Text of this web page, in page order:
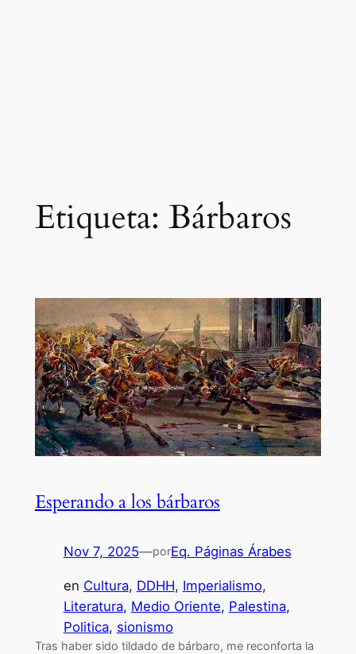
Etiqueta: Bárbaros
Esperando a los bárbaros
Nov 7, 2025—porEq. Páginas Árabes
en Cultura, DDHH, Imperialismo
Literatura, Medio Oriente, Palestina
Politica, sionismo
Tras haber sido tildado de bárbaro, me reconforta la